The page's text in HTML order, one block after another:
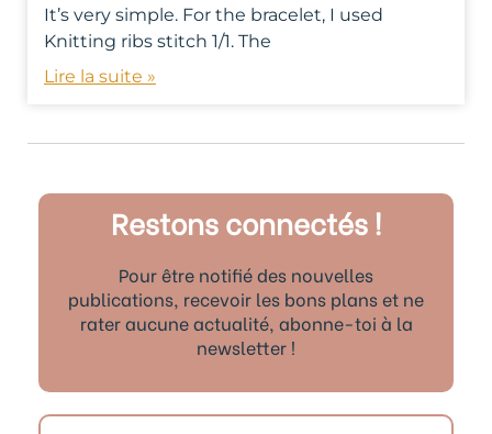
It’s very simple. For the bracelet, I used
Knitting ribs stitch 1/1. The
Lire la suite »
Restons connectés !
Pour être notifié des nouvelles
publications, recevoir les bons plans et ne
rater aucune actualité, abonne-toi à la
newsletter !